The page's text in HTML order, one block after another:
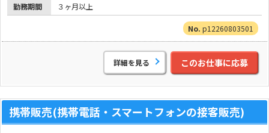
勤務期間
３ヶ月以上
p12260803501
詳細を見る このお仕事に応募
携帯販売(携帯電話・スマートフォンの接客販売)